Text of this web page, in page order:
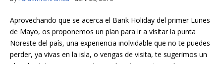
Irlanda
Blog dedicado a los que viven, estudian y trabajan en
Irlanda!
Aprovechando que se acerca el Bank Holiday del primer Lunes
de Mayo, os proponemos un plan para ir a visitar la punta
Noreste del país, una experiencia inolvidable que no te puedes
perder, ya vivas en la isla, o vengas de visita, te sugerimos un